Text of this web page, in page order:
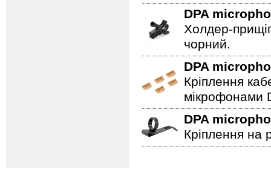
DPA
Холдер-
чорний.
DPA
Кріплення
мікрофонами
DPA
Кріплення на